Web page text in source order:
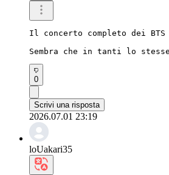
Il concerto completo dei
Sembra che in tanti lo
0
Scrivi una risposta
2026.07.01 23:19
loUakari35